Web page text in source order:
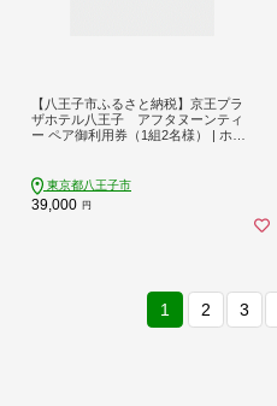
【八王子市ふるさと納税】京王プラ
ザホテル八王子 アフタヌーンティ
ー ペア御利用券（1組2名様） | ホテ
京 八王子
東京都八王子市
39,000 円
1 2 3